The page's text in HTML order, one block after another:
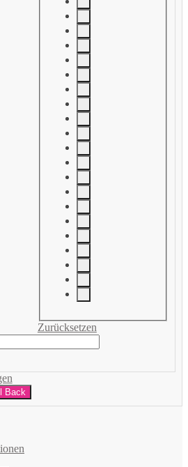
Zurücksetzen
Back